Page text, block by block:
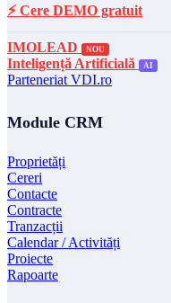
⚡ Cere DEMO gratuit
IMOLEAD NOU
Inteligență Artificială AI
Parteneriat VDI.ro
Module CRM
Proprietăți
Cereri
Contacte
Contracte
Tranzacții
Calendar / Activități
Proiecte
Rapoarte